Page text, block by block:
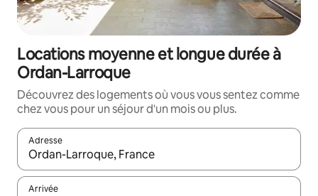
Locations moyenne et longue durée à
Ordan-Larroque
Découvrez des logements où vous vous sentez comme
chez vous pour un séjour d'un mois ou plus.
Adresse
Lorsque les résultats s'affichent, utilisez les flèches vers le
Arrivée